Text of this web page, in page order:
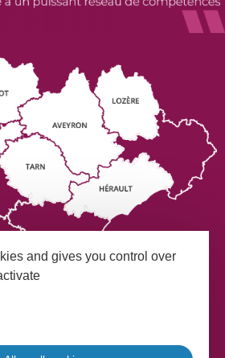
and gives you control over